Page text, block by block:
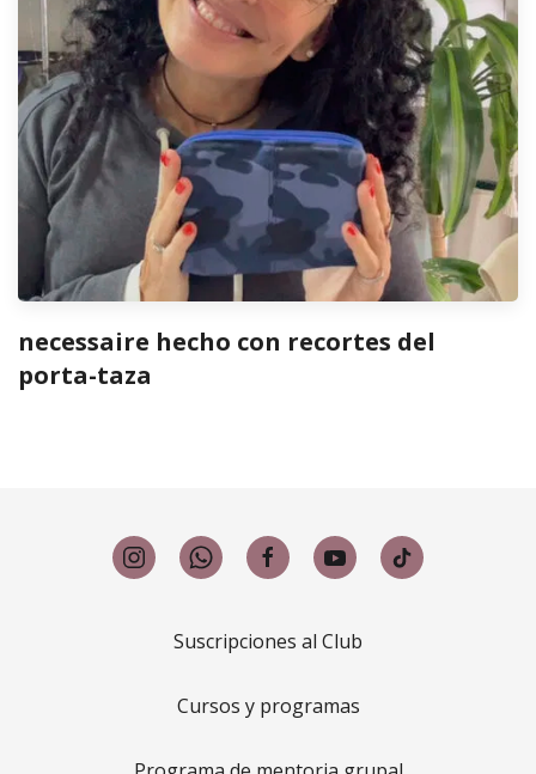
necessaire hecho con recortes del
porta-taza
Suscripciones al Club
Cursos y programas